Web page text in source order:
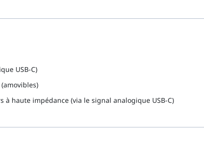
USB-C)
à haute impédance (via le signal analogique USB-C)